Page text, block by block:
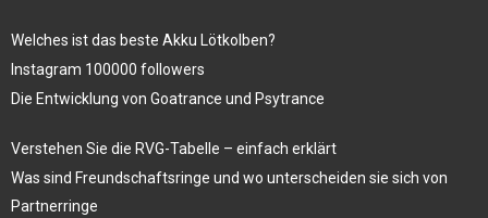
Welches ist das beste Akku Lötkolben?
Instagram 100000 followers
Die Entwicklung von Goatrance und Psytrance
Verstehen Sie die RVG-Tabelle – einfach erklärt
Was sind Freundschaftsringe und wo unterscheiden sie sich von
Partnerringe